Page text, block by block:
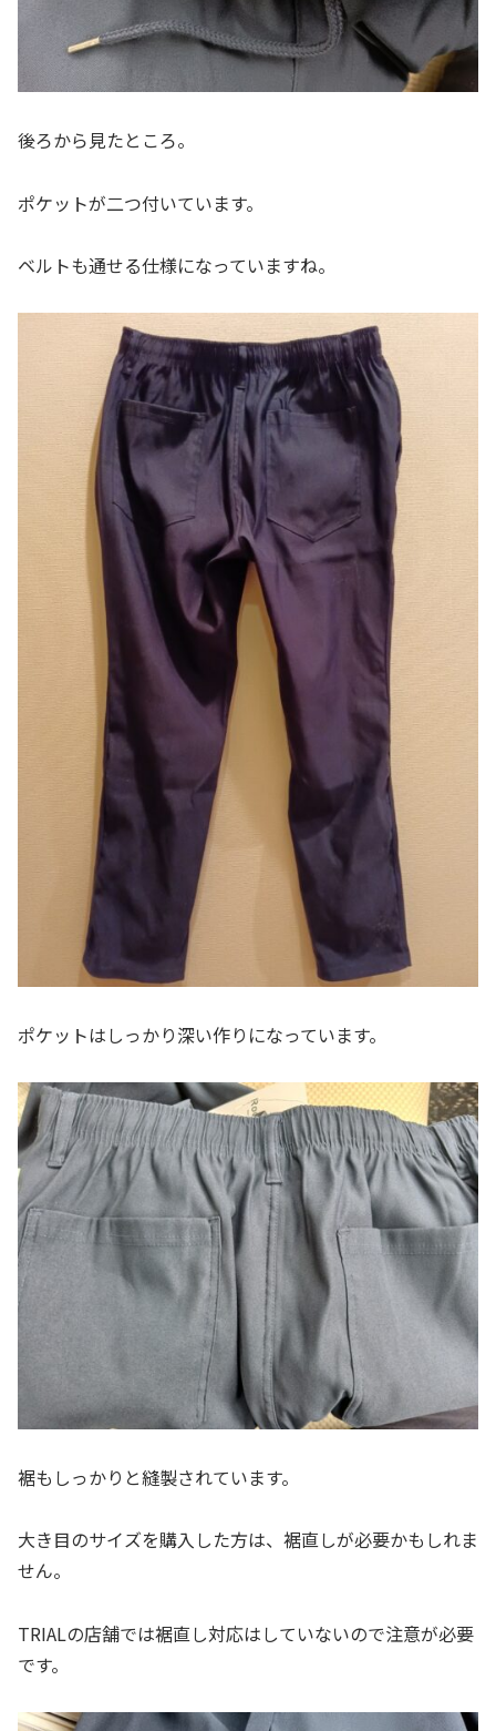
後ろから見たところ。
ポケットが二つ付いています。
ベルトも通せる仕様になっていますね。
ポケットはしっかり深い作りになっています。
裾もしっかりと縫製されています。
大き目のサイズを購入した方は、裾直しが必要かもしれま
せん。
TRIALの店舗では裾直し対応はしていないので注意が必要
です。